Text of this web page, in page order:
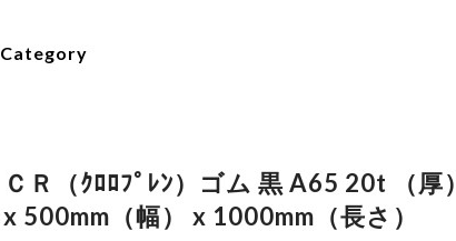
Category
ＣＲ（ｸﾛﾛﾌﾟﾚﾝ）ゴム 黒 A65 20t （厚）
x 500mm（幅） x 1000mm（長さ）